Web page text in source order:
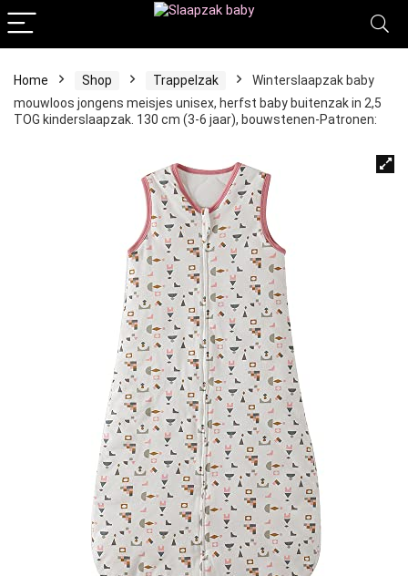
Home Shop Trappelzak
Winterslaapzak baby
mouwloos jongens meisjes unisex, herfst baby buitenzak in 2,5
TOG kinderslaapzak. 130 cm (3-6 jaar), bouwstenen​​-Patronen: